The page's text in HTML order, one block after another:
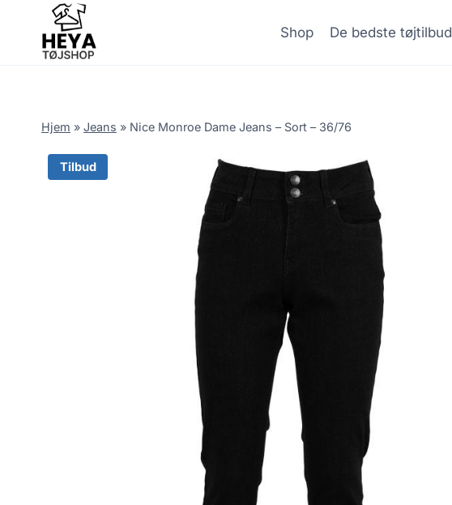
content
Shop De bedste tøjtilbud
Hjem » Jeans » Nice Monroe Dame Jeans – Sort – 36/76
Tilbud